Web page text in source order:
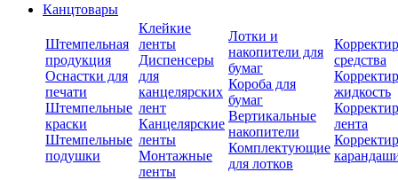
Канцтовары
Штемпельная
продукция
Оснастки для
печати
Штемпельные
краски
Штемпельные
подушки
Клейкие
ленты
Диспенсеры
для
канцелярских
лент
Канцелярские
ленты
Монтажные
ленты
Лотки и
накопители для
бумаг
Короба для
бумаг
Вертикальные
накопители
Комплектующие
для лотков
средства
жидкость
лента